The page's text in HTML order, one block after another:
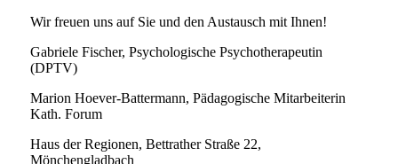
Wir freuen uns auf Sie und den Austausch mit Ihnen!
Gabriele Fischer, Psychologische Psychotherapeutin
(DPTV)
Marion Hoever-Battermann, Pädagogische Mitarbeiterin
Kath. Forum
Haus der Regionen, Bettrather Straße 22,
Mönchengladbach